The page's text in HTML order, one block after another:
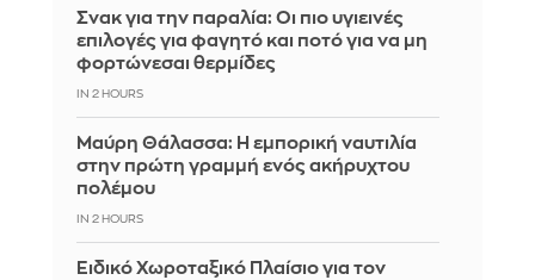
Σνακ για την παραλία: Οι πιο υγιεινές
επιλογές για φαγητό και ποτό για να μη
φορτώνεσαι θερμίδες
IN 2 HOURS
Μαύρη Θάλασσα: Η εμπορική ναυτιλία
στην πρώτη γραμμή ενός ακήρυχτου
πολέμου
IN 2 HOURS
Ειδικό Χωροταξικό Πλαίσιο για τον